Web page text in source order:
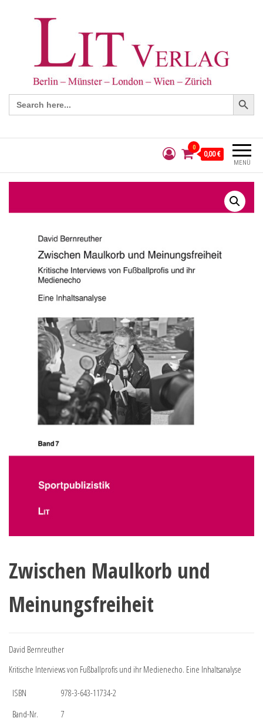
Search
for:
Search Button
MENÜ
0
0,00 €
Zwischen Maulkorb und
Meinungsfreiheit
David Bernreuther
Kritische Interviews von Fußballprofis und ihr Medienecho. Eine Inhaltsanalyse
ISBN
978-3-643-11734-2
Band-Nr.
7